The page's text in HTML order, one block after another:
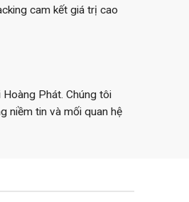
cam kết giá trị cao
Phát. Chúng tôi
niềm tin và mối quan hệ